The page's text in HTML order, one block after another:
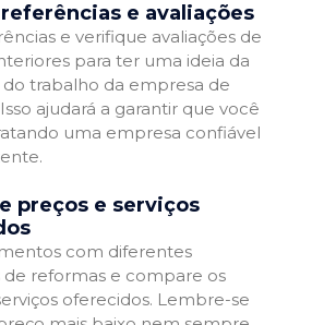
e avaliações
e verifique avaliações de
para ter uma ideia da
trabalho da empresa de
ajudará a garantir que você
uma empresa confiável
preços e serviços
com diferentes
de reformas e compare os
oferecidos. Lembre-se